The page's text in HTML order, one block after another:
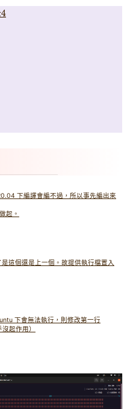
下編譯會編不過，所以事先編出來
起。
這個還是上一個。故提供執行檔置入
下會無法執行，則修改第一行
起作用）